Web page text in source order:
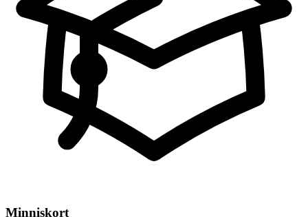
Minniskort